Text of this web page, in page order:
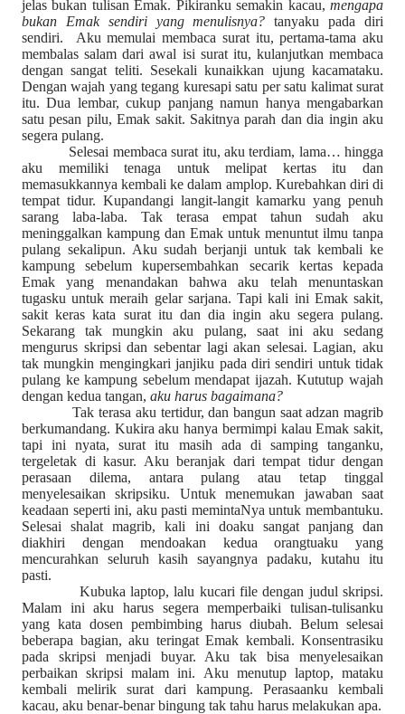
jelas bukan tulisan Emak. Pikiranku semakin kacau, mengapa
bukan Emak sendiri yang menulisnya?tanyaku pada diri
sendiri.
Aku memulai membaca surat itu, pertama-tama aku
membalas salam dari awal isi surat itu, kulanjutkan membaca
dengan sangat teliti. Sesekali kunaikkan ujung kacamataku.
Dengan wajah yang tegang kuresapi satu per satu kalimat surat
itu. Dua lembar, cukup panjang namun hanya mengabarkan
satu pesan pilu, Emak sakit. Sakitnya parah dan dia ingin aku
segera pulang.
Selesai membaca surat itu, aku terdiam, lama… hingga
aku memiliki tenaga untuk melipat kertas itu dan
memasukkannya kembali ke dalam amplop. Kurebahkan diri di
tempat tidur. Kupandangi langit-langit kamarku yang penuh
sarang laba-laba. Tak terasa empat tahun sudah aku
meninggalkan kampung dan Emak untuk menuntut ilmu tanpa
pulang sekalipun. Aku sudah berjanji untuk tak kembali ke
kampung sebelum kupersembahkan secarik kertas kepada
Emak yang menandakan bahwa aku telah menuntaskan
tugasku untuk meraih gelar sarjana. Tapi kali ini Emak sakit,
sakit keras kata surat itu dan dia ingin aku segera pulang.
Sekarang tak mungkin aku pulang, saat ini aku sedang
mengurus skripsi dan sebentar lagi akan selesai. Lagian, aku
tak mungkin mengingkari janjiku pada diri sendiri untuk tidak
pulang ke kampung sebelum mendapat ijazah. Kututup wajah
dengan kedua tangan, aku harus bagaimana?
Tak terasa aku tertidur, dan bangun saat adzan magrib
berkumandang. Kukira aku hanya bermimpi kalau Emak sakit,
tapi ini nyata, surat itu masih ada di samping tanganku,
tergeletak di kasur. Aku beranjak dari tempat tidur dengan
perasaan dilema, antara pulang atau tetap tinggal
menyelesaikan skripsiku. Untuk menemukan jawaban saat
keadaan seperti ini, aku pasti memintaNya untuk membantuku.
Selesai shalat magrib, kali ini doaku sangat panjang dan
diakhiri dengan mendoakan kedua orangtuaku yang
mencurahkan seluruh kasih sayangnya padaku, kutahu itu
pasti.
Kubuka laptop, lalu kucari file dengan judul skripsi.
Malam ini aku harus segera memperbaiki tulisan-tulisanku
yang kata dosen pembimbing harus diubah. Belum selesai
beberapa bagian, aku teringat Emak kembali. Konsentrasiku
pada skripsi menjadi buyar. Aku tak bisa menyelesaikan
perbaikan skripsi malam ini. Aku menutup laptop, mataku
kembali melirik surat dari kampung. Perasaanku kembali
kacau, aku benar-benar bingung tak tahu harus melakukan apa.